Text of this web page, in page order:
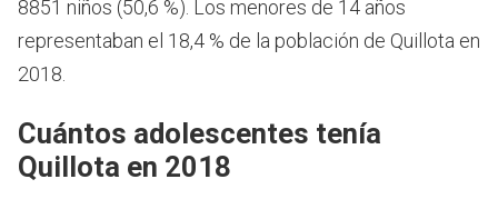
8851 niños (50,6 %). Los menores de 14 años
representaban el 18,4 % de la población de Quillota en
2018.
Cuántos adolescentes tenía
Quillota en 2018